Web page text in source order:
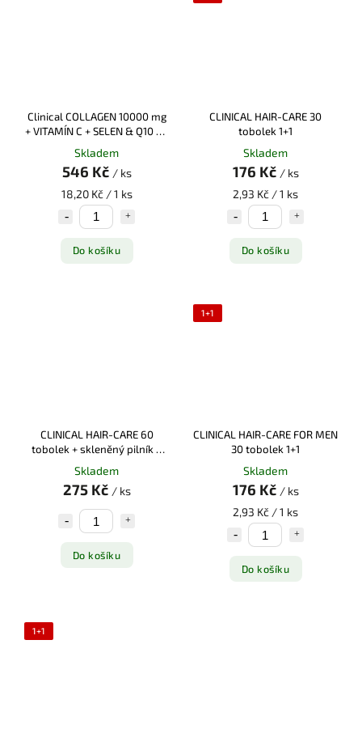
Clinical COLLAGEN 10000 mg
+ VITAMÍN C + SELEN & Q10 30
Skladem
546 Kč / ks
18,20 Kč / 1 ks
Do košíku
CLINICAL HAIR-CARE 30
tobolek 1+1
Skladem
176 Kč / ks
2,93 Kč / 1 ks
Do košíku
CLINICAL HAIR-CARE 60
tobolek + skleněný pilník +
250ml
Skladem
275 Kč / ks
Do košíku
1+1
CLINICAL HAIR-CARE FOR MEN
30 tobolek 1+1
Skladem
176 Kč / ks
2,93 Kč / 1 ks
Do košíku
1+1